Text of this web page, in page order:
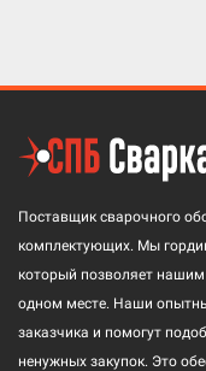
Поставщик сварочного
комплектующих. Мы
который позволяет
одном месте. Наши
заказчика и помогут
ненужных закупок. Это